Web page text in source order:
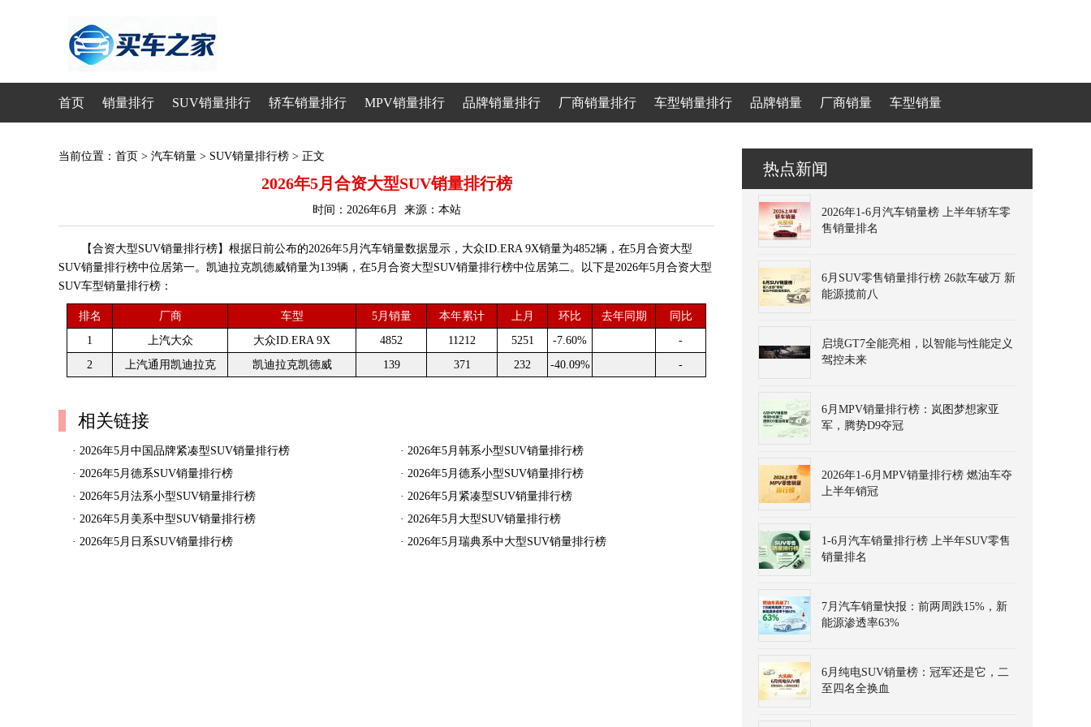
首页 销量排行 SUV销量排行 轿车销量排行 MPV销量排行 品牌销量排行 厂商销量排行 车型销量排行 品牌销量 厂商销量 车型销量
当前位置： 首页 > 汽车销量 > SUV销量排行榜 > 正文
2026年5月合资大型SUV销量排行榜
时间：2026年6月 来源：本站
【合资大型SUV销量排行榜】根据日前公布的2026年5月汽车销量数据显示，大众ID.ERA 9X销量为4852辆，在5月合资大型
SUV销量排行榜中位居第一。凯迪拉克凯德威销量为139辆，在5月合资大型SUV销量排行榜中位居第二。以下是2026年5月合资大型
SUV车型销量排行榜：
排名 厂商 车型 5月销量 本年累计 上月 环比 去年同期
同比
1
上汽大众 大众ID.ERA 9X 4852 11212 5251 -7.60%
-
2
上汽通用凯迪拉克 凯迪拉克凯德威 139 371 232 -40.09% -
相关链接
· 2026年5月中国品牌紧凑型SUV销量排行榜 · 2026年5月韩系小型SUV销量排行榜
· 2026年5月德系SUV销量排行榜 · 2026年5月德系小型SUV销量排行榜
· 2026年5月法系小型SUV销量排行榜 · 2026年5月紧凑型SUV销量排行榜
· 2026年5月美系中型SUV销量排行榜 · 2026年5月大型SUV销量排行榜
· 2026年5月日系SUV销量排行榜 · 2026年5月瑞典系中大型SUV销量排行榜
热点新闻
2026年1-6月汽车销量榜 上半年轿车零
售销量排名
6月SUV零售销量排行榜 26款车破万 新
能源揽前八
启境GT7全能亮相，以智能与性能定义
驾控未来
6月MPV销量排行榜：岚图梦想家亚
军，腾势D9夺冠
2026年1-6月MPV销量排行榜 燃油车夺
上半年销冠
1-6月汽车销量排行榜 上半年SUV零售
销量排名
7月汽车销量快报：前两周跌15%，新
能源渗透率63%
6月纯电SUV销量榜：冠军还是它，二
至四名全换血